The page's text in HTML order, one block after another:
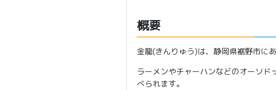
概要
金龍(きんりゅう)は、静岡県裾野市に
ラーメンやチャーハンなどのオーソ
べられます。